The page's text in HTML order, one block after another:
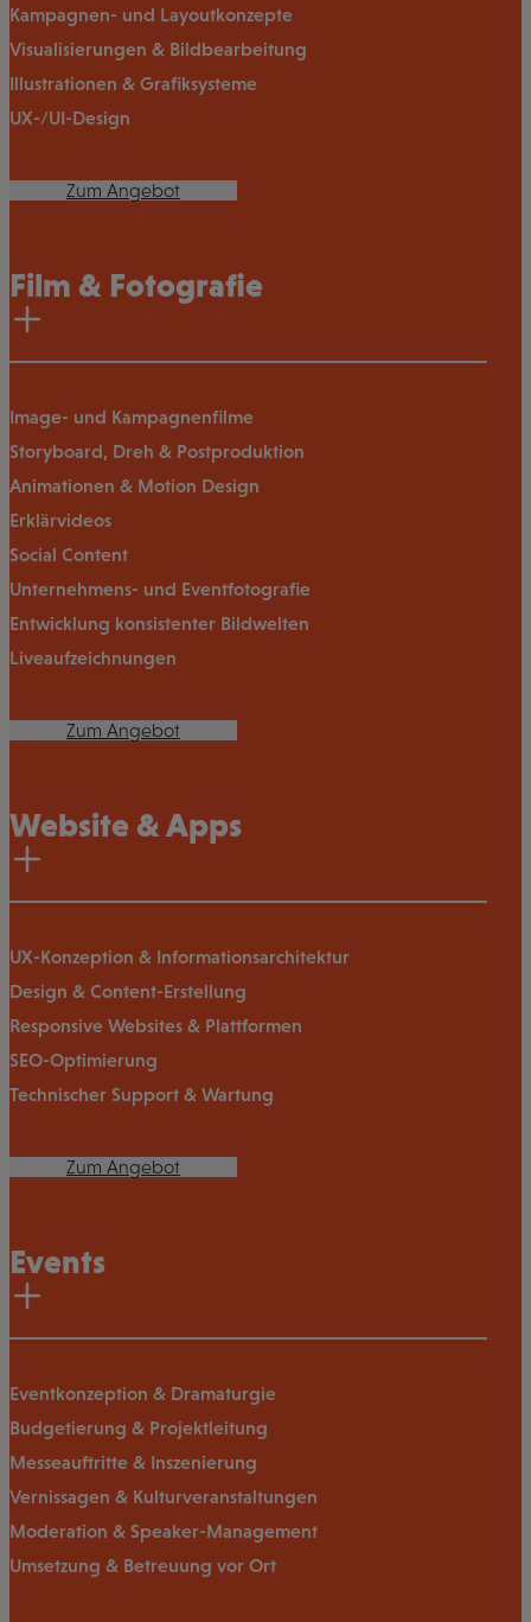
Kampagnen- und Layoutkonzepte
Visualisierungen & Bildbearbeitung
Illustrationen & Grafiksysteme
UX-/UI-Design
Zum Angebot
Film & Fotografie
Image- und Kampagnenfilme
Storyboard, Dreh & Postproduktion
Animationen & Motion Design
Erklärvideos
Social Content
Unternehmens- und Eventfotografie
Entwicklung konsistenter Bildwelten
Liveaufzeichnungen
Zum Angebot
Website & Apps
UX-Konzeption & Informationsarchitektur
Design & Content-Erstellung
Responsive Websites & Plattformen
SEO-Optimierung
Technischer Support & Wartung
Zum Angebot
Events
Eventkonzeption & Dramaturgie
Budgetierung & Projektleitung
Messeauftritte & Inszenierung
Vernissagen & Kulturveranstaltungen
Moderation & Speaker-Management
Umsetzung & Betreuung vor Ort